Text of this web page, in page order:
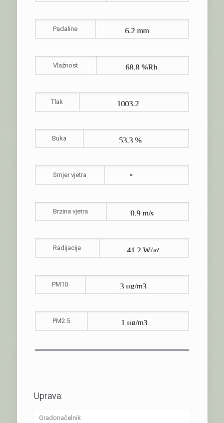
Padaline
Vlažnost
Tlak
Buka
Smjer vjetra
Brzina vjetra
Radijacija
PM10
PM2.5
Uprava:
Gradonačelnik